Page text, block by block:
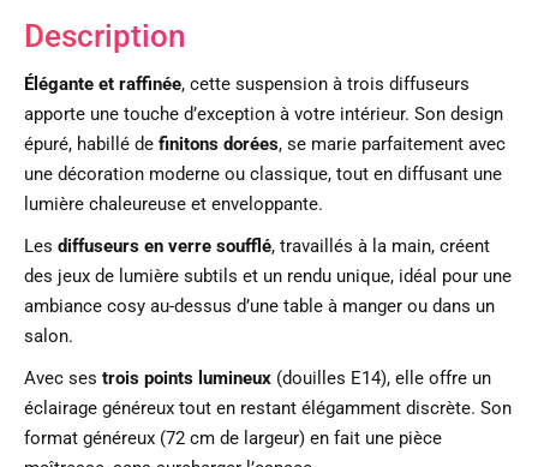
Description
Élégante et raffinée, cette suspension à trois diffuseurs
apporte une touche d’exception à votre intérieur. Son design
épuré, habillé de finitons dorées, se marie parfaitement avec
une décoration moderne ou classique, tout en diffusant une
lumière chaleureuse et enveloppante.
Les diffuseurs en verre soufflé, travaillés à la main, créent
des jeux de lumière subtils et un rendu unique, idéal pour une
ambiance cosy au-dessus d’une table à manger ou dans un
salon.
Avec ses trois points lumineux (douilles E14), elle offre un
éclairage généreux tout en restant élégamment discrète. Son
format généreux (72 cm de largeur) en fait une pièce